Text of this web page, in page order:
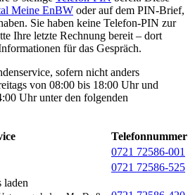
Meine EnBW oder auf dem PIN-Brief,
Sie haben keine Telefon-PIN zur
Ihre letzte Rechnung bereit – dort
für das Gespräch.
sofern nicht anders
von 08:00 bis 18:00 Uhr und
Uhr unter den folgenden
Telefonnummer
0721 72586-001
0721 72586-525
laden